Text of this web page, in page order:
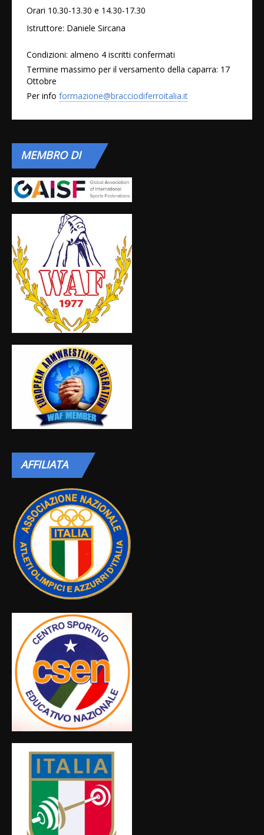
Orari 10.30-13.30 e 14.30-17.30
Istruttore: Daniele Sircana
Condizioni: almeno 4 iscritti confermati
Termine massimo per il versamento della caparra: 17
Ottobre
Per info formazione@bracciodiferroitalia.it
MEMBRODI
AFFILIATA